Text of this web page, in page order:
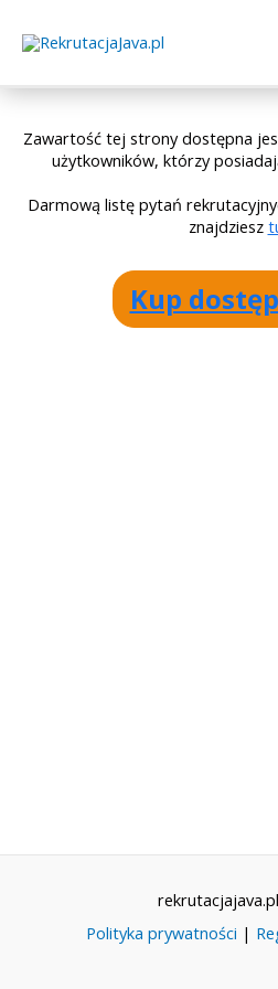
Zawartość tej strony dostępna
użytkowników, którzy
Darmową listę pytań
znajdziesz
Kup
Polityka prywatności |